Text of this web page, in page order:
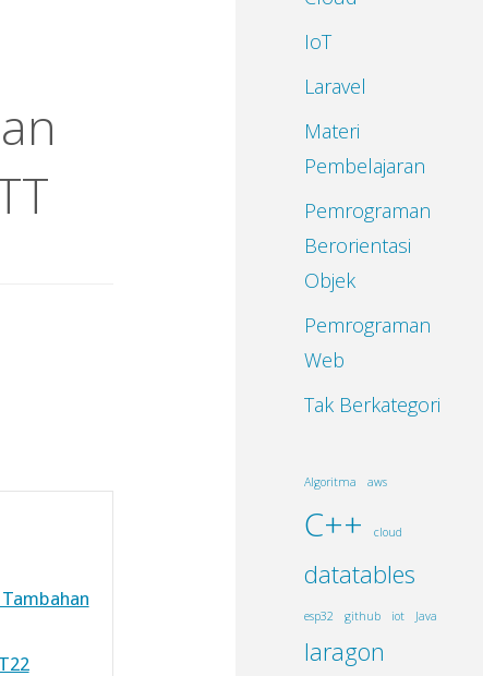
IoT
Laravel
Materi
Pembelajaran
Pemrograman
Berorientasi
Objek
Pemrograman
Web
Tak Berkategori
Algoritma aws
C++ cloud
datatables
esp32 github iot Java
laragon